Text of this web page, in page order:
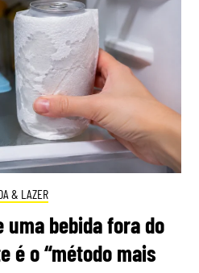
& LAZER
uma bebida fora do
é o “método mais